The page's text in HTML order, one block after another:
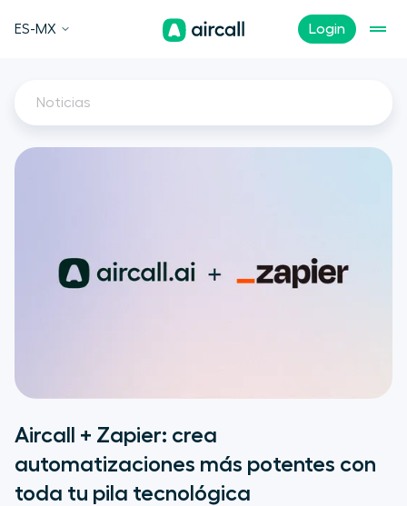
Login
ES-MX
Noticias
Aircall + Zapier: crea
automatizaciones más potentes con
toda tu pila tecnológica